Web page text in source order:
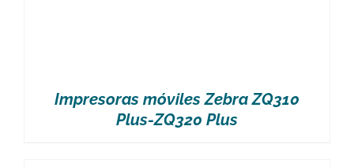
Impresoras móviles Zebra ZQ310
Plus-ZQ320 Plus